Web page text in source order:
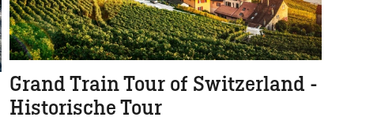
Grand Train Tour of Switzerland -
Historische Tour